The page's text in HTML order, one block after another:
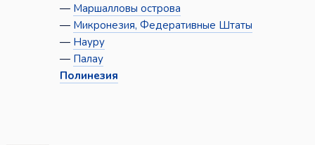
— Маршалловы острова
— Микронезия, Федеративные Штаты
— Науру
— Палау
Полинезия